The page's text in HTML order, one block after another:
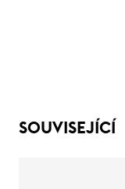
SOUVISEJÍCÍ